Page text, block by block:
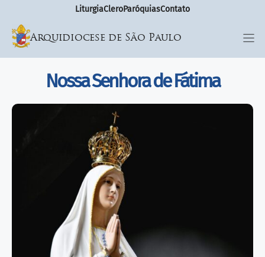
LiturgiaCleroParóquiasContato
Arquidiocese de São Paulo
Nossa Senhora de Fátima